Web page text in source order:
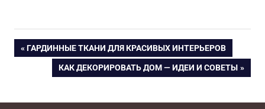
Навигация
записям
ПРЕДЫДУЩАЯ
ЗАПИСЬ:
ГАРДИННЫЕ ТКАНИ ДЛЯ КРАСИВЫХ ИНТЕРЬЕРОВ
СЛЕДУЮЩАЯ
ЗАПИСЬ:
КАК ДЕКОРИРОВАТЬ ДОМ — ИДЕИ И СОВЕТЫ